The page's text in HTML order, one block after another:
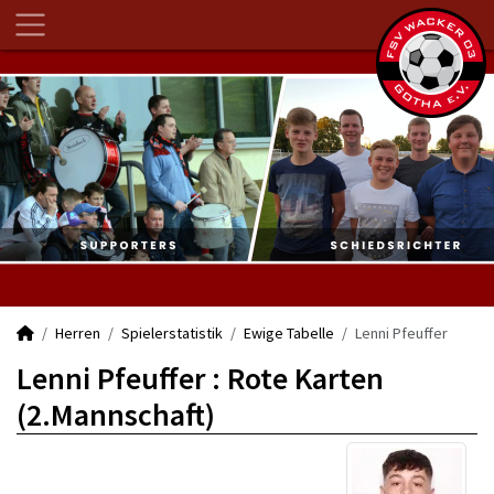
Herren Spielerstatistik Ewige Tabelle Lenni Pfeuffer
Lenni Pfeuffer : Rote Karten
(2.Mannschaft)